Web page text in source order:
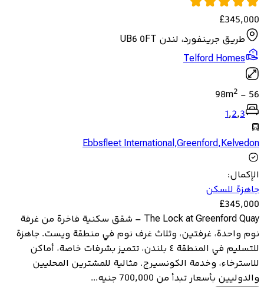
£345,000
طريق جرينفورد، لندن UB6 0FT
Telford Homes
56
-
98m2
1,2,3
Ebbsfleet International,Greenford,Kelvedon
الإكمال:
جاهزة للسكن
£345,000
The Lock at Greenford Quay – شقق سكنية فاخرة من غرفة
نوم واحدة، غرفتين، وثلاث غرف نوم في منطقة ويست. جاهزة
للتسليم في المنطقة ٤ بلندن، تتميز بشرفات خاصة، أماكن
للاسترخاء، وخدمة الكونسيرج. مثالية للمشترين المحليين
والدوليين بأسعار تبدأ من 700,000 جنيه...